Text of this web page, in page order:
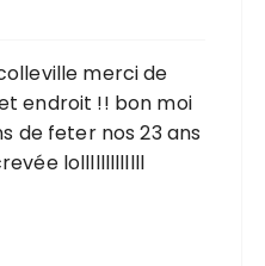
merci de
endroit !! bon moi
de feter nos 23 ans
lolllllllllllll